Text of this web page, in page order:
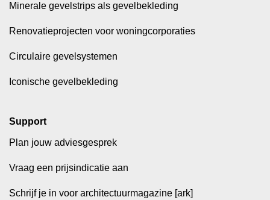
Minerale gevelstrips als gevelbekleding
Renovatieprojecten voor woningcorporaties
Circulaire gevelsystemen
Iconische gevelbekleding
Support
Plan jouw adviesgesprek
Vraag een prijsindicatie aan
Schrijf je in voor architectuurmagazine [ark]